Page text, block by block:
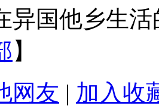
异国他乡生
】
网友 | 加入收